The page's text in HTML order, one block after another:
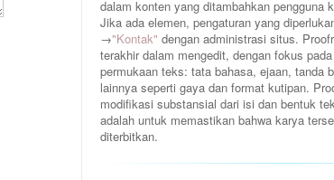
dalam konten yang ditambahkan pengguna
Jika ada elemen, pengaturan yang
→"Kontak" dengan administrasi situs.
terakhir dalam mengedit, dengan fokus
permukaan teks: tata bahasa, ejaan, tanda
lainnya seperti gaya dan format kutipan.
modifikasi substansial dari isi dan bentuk
adalah untuk memastikan bahwa karya
diterbitkan.